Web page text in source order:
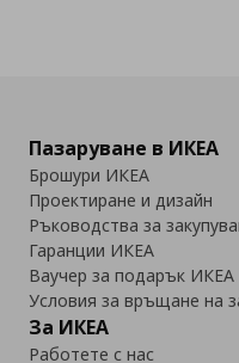
Пазаруване в ИКЕА
Брошури ИКЕА
Проектиране и дизайн
Ръководства за
Гаранции ИКЕА
Ваучер за подарък ИКЕА
Условия за връщане на
За ИКЕА
Работете с нас